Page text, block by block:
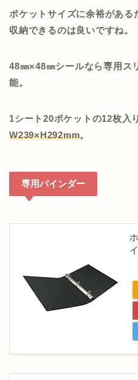
ポケットサイズに余裕がある
収納できるのは良いですね。
48㎜×48㎜シールなら専用ス
能。
1シート20ポケットの12枚入
W239×H292mm。
専用バインダー